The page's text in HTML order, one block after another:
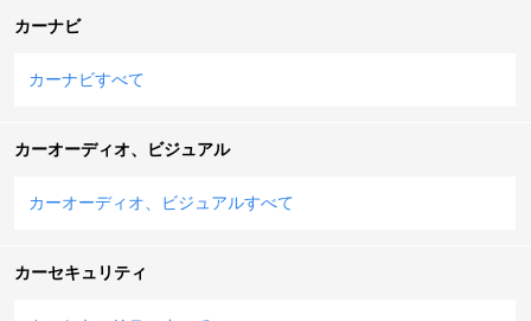
カーナビ
カーナビすべて
カーオーディオ、ビジュアル
カーオーディオ、ビジュアルすべて
カーセキュリティ